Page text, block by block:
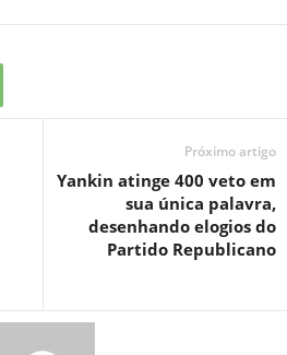
Próximo artigo
Yankin atinge 400 veto em
sua única palavra,
desenhando elogios do
Partido Republicano